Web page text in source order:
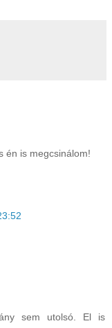
én is megcsinálom!
sem utolsó. El is